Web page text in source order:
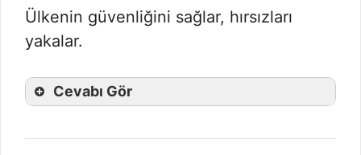
Ülkenin güvenliğini sağlar, hırsızları
yakalar.
Cevabı Gör